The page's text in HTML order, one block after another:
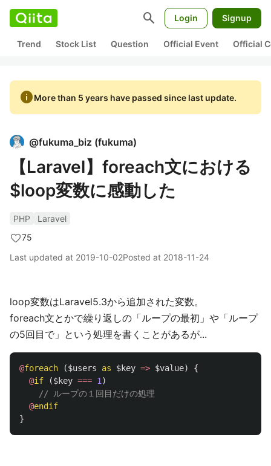
search Login Signup
Trend Stock List Question Official Event Official
infoMore than 5 years have passed since last update.
@fukuma_biz (fukuma)
【Laravel】foreach文における
$loop変数に感動した
PHP
Laravel
75
Last updated at 2019-10-02Posted at 2018-11-24
loop変数はLaravel5.3から追加された変数。
foreach文とかで繰り返しの「ループの最初」や「ループ
の5回目で」という処理を書くことがあるが...
@foreach ($users as $key => $value)
{
@if ($key === 1 )
// ループの１回目だけの処理
@endif
}